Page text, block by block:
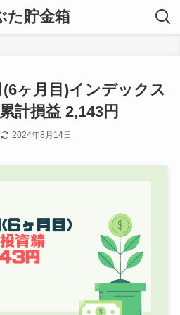
た貯金箱
(6ヶ月目)インデックス
計損益 2,143円
2024年8月14日